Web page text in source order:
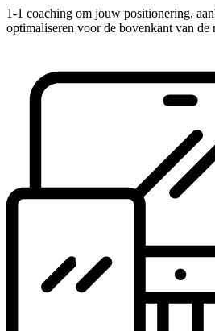
1-1 coaching om jouw positionering,
optimaliseren voor de bovenkant van de